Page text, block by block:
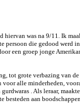
hiervan was na 9/11. Ik
persoon die gedood
een groep jonge
tot grote verbazing van
alle minderheden,
gurdwaras . Als leraar,
besteden aan